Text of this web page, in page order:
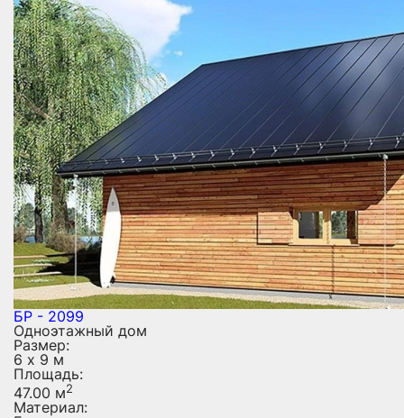
БР - 2099
Одноэтажный дом
Размер:
6 х 9 м
Площадь:
47.00 м2
Материал: